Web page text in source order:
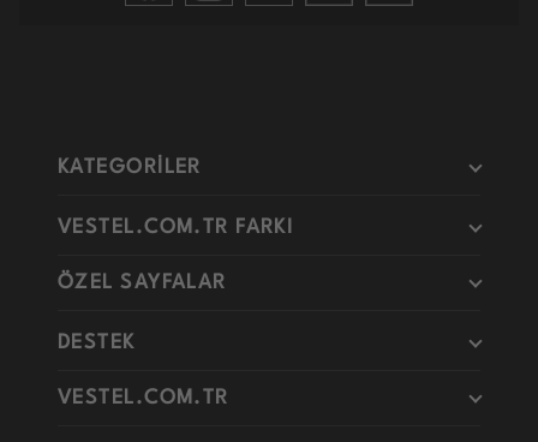
KATEGORİLER
VESTEL.COM.TR FARKI
ÖZEL SAYFALAR
DESTEK
VESTEL.COM.TR